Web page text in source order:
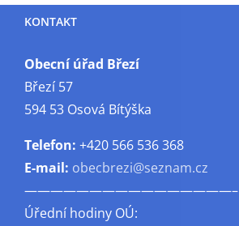
KONTAKT
Obecní úřad Březí
Březí 57
594 53 Osová Bítýška
Telefon: +420 566 536 368
E-mail: obecbrezi@seznam.cz
————————————————–
Úřední hodiny OÚ: